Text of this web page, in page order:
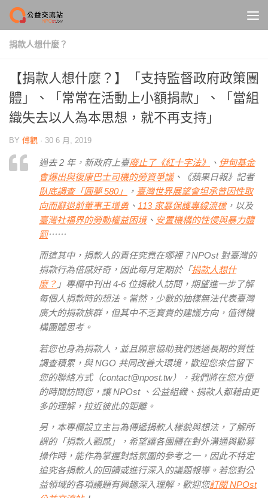
Skip to content
捐款人想什麼？
【捐款人想什麼？】「支持監督政府政策團
體」、「常常在活動上小額捐款」、「當組
織失去以人為本思想，就不再支持」
BY 傅觀 · 30 6 月, 2019
過去 2 年，新政府上臺廢止了《紅十字法》 、 伊甸基金
會爆出與復康巴士司機的勞資爭議、《蘋果日報》記者
臥底調查「圓夢 580」
， 臺灣世界展望會坦承曾因性取
向而辭退前董事王增勇、 113 家暴保護專線流標，以及
臺灣社福界的勞動權益困境、 安置機構的性侵與暴力體
罰⋯⋯
而這其中，捐款人的責任究竟在哪裡？NPOst 對臺灣的
捐款行為倍感好奇，因此每月定期於「捐款人想什
麼？ 」專欄中刊出 4-6 位捐款人訪問，期望進一步了解
每個人捐款時的想法。當然，少數的抽樣無法代表臺灣
廣大的捐款族群，但其中不乏寶貴的建議方向，值得機
構團體思考。
若您也身為捐款人，並且願意協助我們透過長期的質性
調查積累，與 NGO 共同改善大環境，歡迎您來信留下
您的聯絡方式（contact@npost.tw）， 我們將在您方便
的時間訪問您，讓 NPOst 、公益組織、捐款人都藉由更
多的理解，拉近彼此的距離。
另，本專欄設立主旨為傳遞捐款人樣貌與想法，了解所
謂的「捐款人觀感」，希望讓各團體在對外溝通與勸募
操作時，能作為掌握對話氛圍的參考之一，因此不特定
追究各捐款人的回饋或進行深入的議題報導。若您對公
益領域的各項議題有興趣深入理解，歡迎您訂閱 NPOst